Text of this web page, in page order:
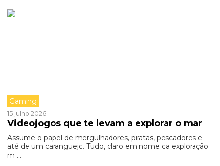
Gaming
15 julho 2026
Videojogos que te levam a explorar o mar
Assume o papel de mergulhadores, piratas, pescadores e
até de um caranguejo. Tudo, claro em nome da exploração
m ...